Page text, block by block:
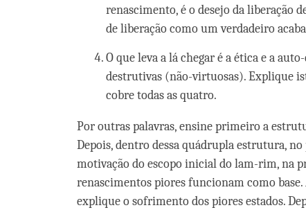
renascimento, é o desejo da liberação
de liberação como um verdadeiro
O que leva a lá chegar é a ética e a
destrutivas (não-virtuosas). Explique
cobre todas as quatro.
Por outras palavras, ensine primeiro a
Depois, dentro dessa quádrupla estrutura,
motivação do escopo inicial do lam-rim, na
renascimentos piores funcionam como base.
explique o sofrimento dos piores estados.